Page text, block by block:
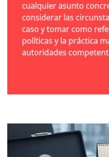
cualquier asunto
considerar las
caso y tomar como
políticas y la práctica
autoridades